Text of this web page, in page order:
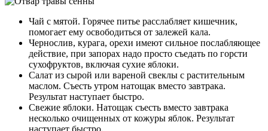
Чай с мятой. Горячее питье расслабляет кишечник,
помогает ему освободиться от залежей кала.
Чернослив, курага, орехи имеют сильное послабляющее
действие, при запорах надо просто съедать по горсти
сухофруктов, включая сухие яблоки.
Салат из сырой или вареной свеклы с растительным
маслом. Съесть утром натощак вместо завтрака.
Результат наступает быстро.
Свежие яблоки. Натощак съесть вместо завтрака
несколько очищенных от кожуры яблок. Результат